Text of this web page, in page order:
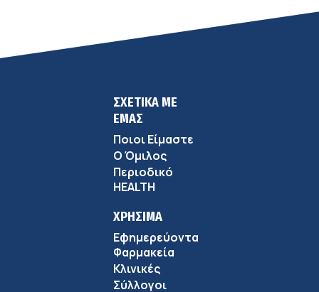
ΣΧΕΤΙΚΑ ΜΕ
ΕΜΑΣ
Ποιοι Είμαστε
Ο Όμιλος
Περιοδικό
HEALTH
ΧΡΗΣΙΜΑ
Εφημερεύοντα
Φαρμακεία
Κλινικές
Σύλλογοι